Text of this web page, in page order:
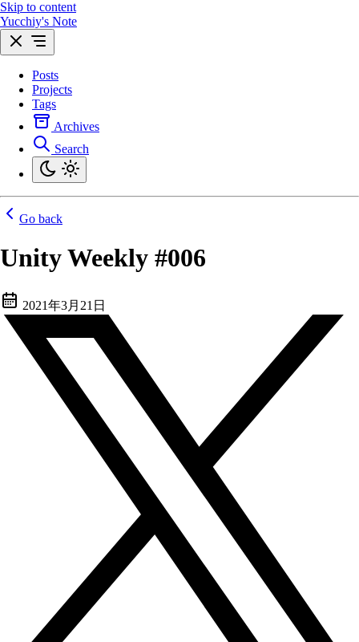
Skip to content
Yucchiy's Note
Posts
Projects
Tags
Archives
Search
Go back
Unity Weekly #006
2021年3月21日